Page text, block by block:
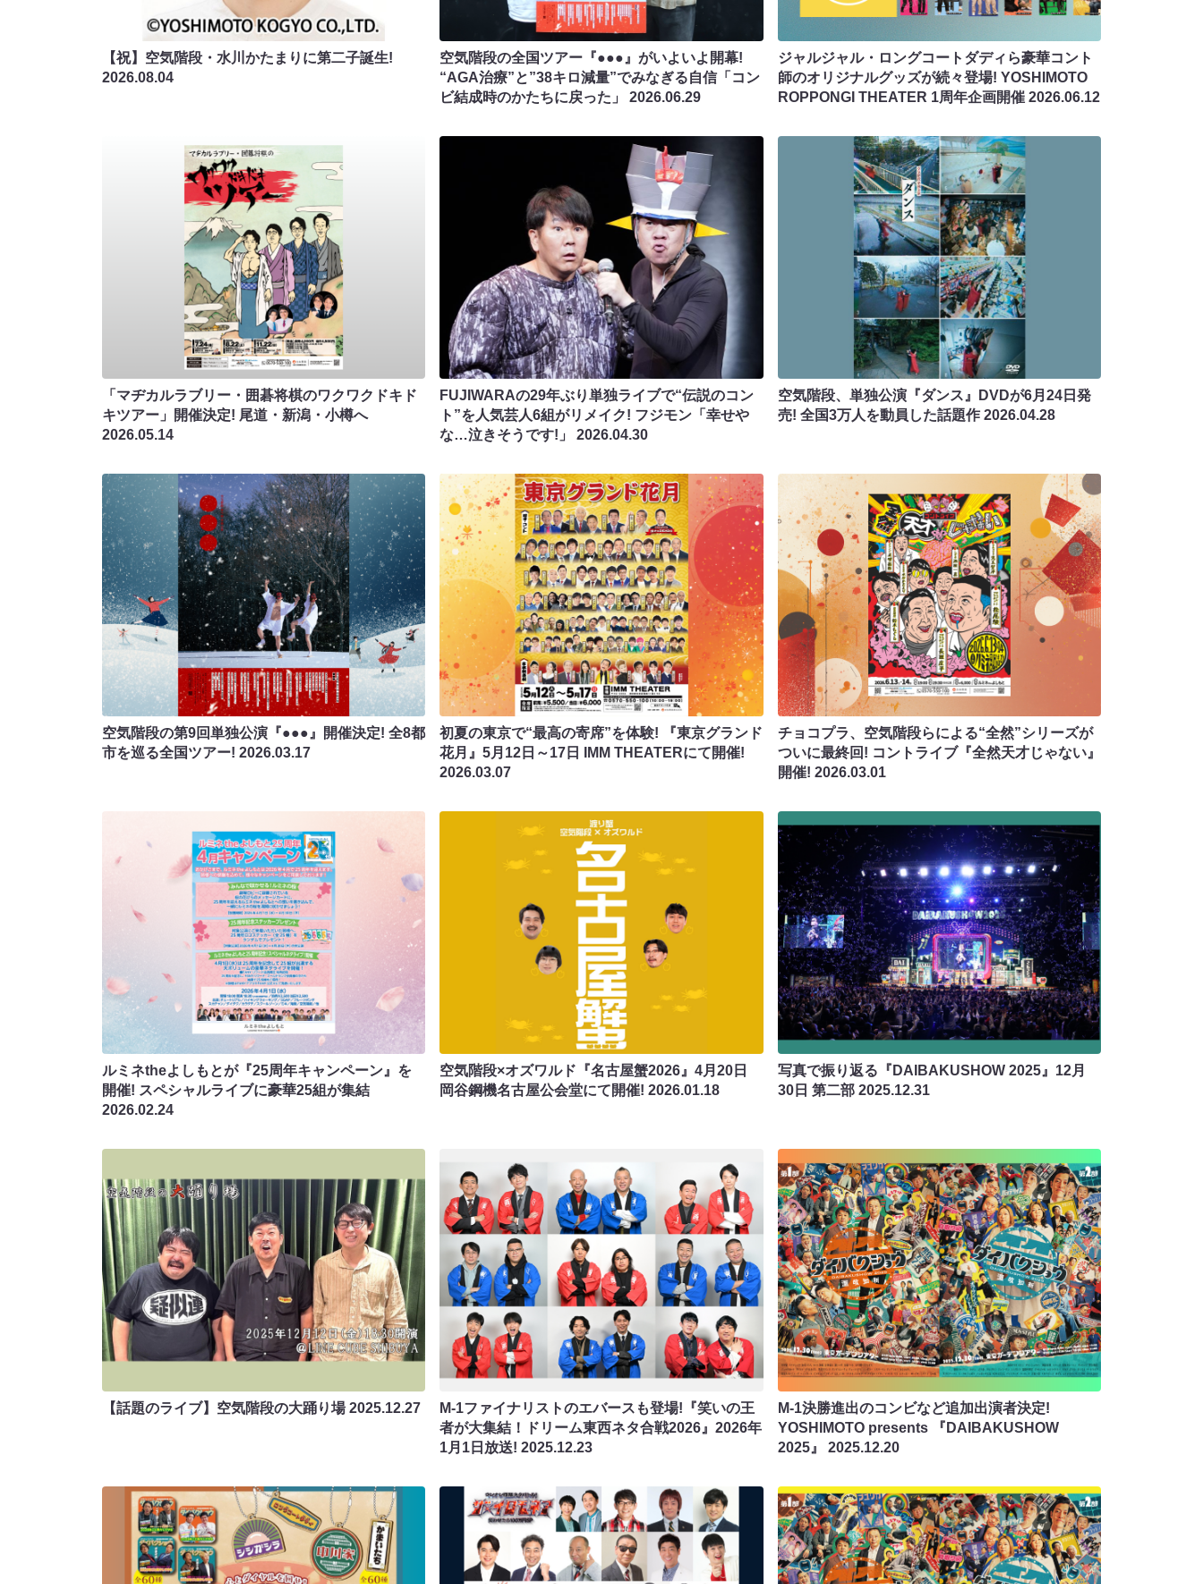
【祝】空気階段・水川かたまりに第二子誕生!
2026.08.04
空気階段の全国ツアー『●●●』がいよいよ開幕!
“AGA治療”と”38キロ減量”でみなぎる自信「コン
ビ結成時のかたちに戻った」2026.06.29
ジャルジャル・ロングコートダディら豪華コント
師のオリジナルグッズが続々登場! YOSHIMOTO
ROPPONGI THEATER 1周年企画開催 2026.06.12
「マヂカルラブリー・囲碁将棋のワクワクドキド
キツアー」開催決定! 尾道・新潟・小樽へ
2026.05.14
FUJIWARAの29年ぶり単独ライブで“伝説のコン
ト”を人気芸人6組がリメイク! フジモン「幸せや
な…泣きそうです!」2026.04.30
空気階段、単独公演『ダンス』DVDが6月24日発
売! 全国3万人を動員した話題作 2026.04.28
空気階段の第9回単独公演『●●●』開催決定! 全8都
市を巡る全国ツアー! 2026.03.17
初夏の東京で“最高の寄席”を体験! 『東京グランド
花月』5月12日～17日 IMM THEATERにて開催!
2026.03.07
チョコプラ、空気階段らによる“全然”シリーズが
ついに最終回! コントライブ『全然天才じゃない』
開催! 2026.03.01
ルミネtheよしもとが『25周年キャンペーン』を
開催! スペシャルライブに豪華25組が集結
2026.02.24
空気階段×オズワルド『名古屋蟹2026』4月20日
岡谷鋼機名古屋公会堂にて開催!2026.01.18
写真で振り返る『DAIBAKUSHOW 2025』12月
30日 第二部 2025.12.31
【話題のライブ】空気階段の大踊り場2025.12.27
M-1ファイナリストのエバースも登場!『笑いの王
者が大集結！ドリーム東西ネタ合戦2026』2026年
1月1日放送!2025.12.23
M-1決勝進出のコンビなど追加出演者決定!
YOSHIMOTO presents 『DAIBAKUSHOW
2025』 2025.12.20